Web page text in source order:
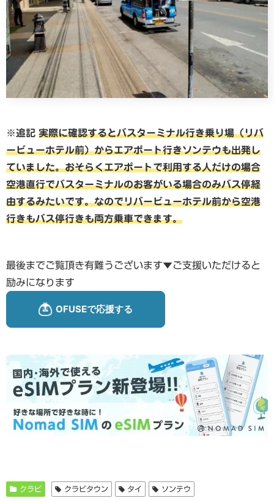
※追記 実際に確認するとバスターミナル行き乗り場（リバ
ービューホテル前）からエアポート行きソンテウも出発し
ていました。おそらくエアポートで利用する人だけの場合
空港直行でバスターミナルのお客がいる場合のみバス停経
由するみたいです。なのでリバービューホテル前から空港
行きもバス停行きも両方乗車できます。
最後までご覧頂き有難うございます▼ご支援いただけると
励みになります
クラビ クラビタウン タイ ソンテウ